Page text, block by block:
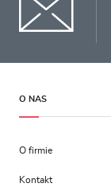
O NAS
O firmie
Kontakt